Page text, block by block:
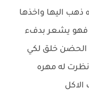
اليها واخذها
فهو يشعر بدفء
الحضن خلق لكي
له مهره